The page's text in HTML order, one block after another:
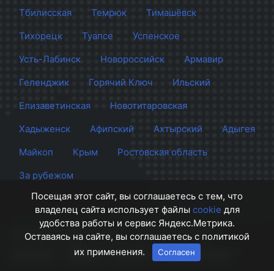
Тбилисская
Темрюк
Тимашёвск
Тихорецк
Туапсе
Успенское
Усть-Лабинск
Новороссийск
Армавир
Геленджик
Горячий Ключ
Ильский
Елизаветинская
Новотитаровская
Хадыженск
Афипский Ахтырский
Адыгея
Майкоп
Крым
Ростовская область
За рубежом
Сайт Краснодара
© 2012 - 2026 СМИ Кубани
Правила Контакты Напишите нам
Посещая этот сайт, вы соглашаетесь с тем, что
владелец сайта использует файлы cookie для
удобства работы и сервис Яндекс.Метрика.
Оставаясь на сайте, вы соглашаетесь с политикой
их применения.
Согласен